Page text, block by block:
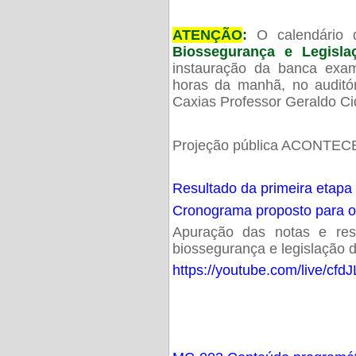
ATENÇÃO: O calendário
Biossegurança e
instauração da banca
horas da manhã, no
Caxias Professor Geraldo
Projeção pública
Resultado da primeira
Cronograma proposto para
Apuração das notas e
biossegurança e legislação
https://youtube.com/live/